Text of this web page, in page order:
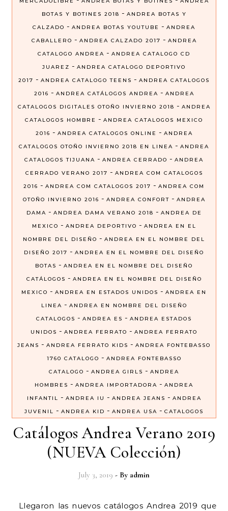
BOTAS Y BOTINES 2018 - ANDREA BOTAS Y
CALZADO - ANDREA BOTAS YOUTUBE - ANDREA
CABALLERO - ANDREA CALZADO 2017 - ANDREA
CATALOGO ANDREA - ANDREA CATALOGO CD
JUAREZ - ANDREA CATALOGO DEPORTIVO
2017 - ANDREA CATALOGO TEENS - ANDREA CATALOGOS
2016 - ANDREA CATÁLOGOS ANDREA - ANDREA
CATALOGOS DIGITALES OTOÑO INVIERNO 2018 - ANDREA
CATALOGOS HOMBRE
- ANDREA CATALOGOS MEXICO
2016 - ANDREA CATALOGOS ONLINE - ANDREA
CATALOGOS OTOÑO INVIERNO 2018 EN LINEA - ANDREA
CATALOGOS TIJUANA - ANDREA CERRADO - ANDREA
CERRADO VERANO 2017 - ANDREA COM CATALOGOS
2016 - ANDREA COM CATALOGOS 2017 - ANDREA COM
OTOÑO INVIERNO 2016 - ANDREA CONFORT - ANDREA
DAMA - ANDREA DAMA VERANO 2018 - ANDREA DE
MEXICO - ANDREA DEPORTIVO - ANDREA EN EL
NOMBRE DEL DISEÑO - ANDREA EN EL NOMBRE DEL
DISEÑO 2017 - ANDREA EN EL NOMBRE DEL DISEÑO
BOTAS - ANDREA EN EL NOMBRE DEL DISEÑO
CATÁLOGOS - ANDREA EN EL NOMBRE DEL DISEÑO
MEXICO - ANDREA EN ESTADOS UNIDOS - ANDREA EN
LINEA - ANDREA EN NOMBRE DEL DISEÑO
CATALOGOS - ANDREA ES - ANDREA ESTADOS
UNIDOS - ANDREA FERRATO - ANDREA FERRATO
JEANS - ANDREA FERRATO KIDS - ANDREA FONTEBASSO
1760 CATALOGO - ANDREA FONTEBASSO
CATALOGO - ANDREA GIRLS - ANDREA
HOMBRES - ANDREA IMPORTADORA - ANDREA
INFANTIL
- ANDREA IU - ANDREA JEANS - ANDREA
JUVENIL
- ANDREA KID - ANDREA USA - CATALOGOS
Catálogos Andrea Verano 2019
(NUEVA Colección)
July 3, 2019 - By admin
Llegaron las nuevos catálogos Andrea 2019 que